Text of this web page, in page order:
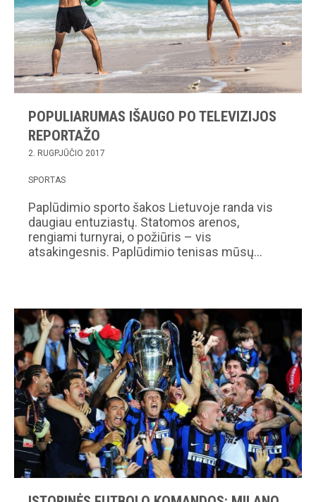
POPULIARUMAS IŠAUGO PO TELEVIZIJOS
REPORTAŽO
2. RUGPJŪČIO 2017
SPORTAS
Paplūdimio sporto šakos Lietuvoje randa vis
daugiau entuziastų. Statomos arenos,
rengiami turnyrai, o požiūris – vis
atsakingesnis. Paplūdimio tenisas mūsų…